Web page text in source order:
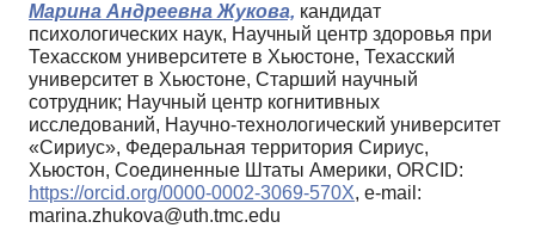
Марина Андреевна Жукова, кандидат
психологических наук, Научный центр здоровья при
Техасском университете в Хьюстоне, Техасский
университет в Хьюстоне, Старший научный
сотрудник; Научный центр когнитивных
исследований, Научно‑технологический университет
«Сириус», Федеральная территория Сириус,
Хьюстон, Соединенные Штаты Америки, ORCID:
https://orcid.org/0000-0002-3069-570X, e-mail:
marina.zhukova@uth.tmc.edu